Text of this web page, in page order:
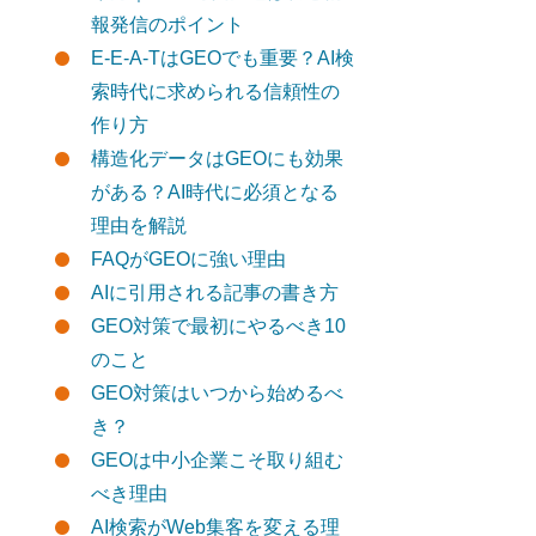
報発信のポイント
E-E-A-TはGEOでも重要？AI検
索時代に求められる信頼性の
作り方
構造化データはGEOにも効果
がある？AI時代に必須となる
理由を解説
FAQがGEOに強い理由
AIに引用される記事の書き方
GEO対策で最初にやるべき10
のこと
GEO対策はいつから始めるべ
き？
GEOは中小企業こそ取り組む
べき理由
AI検索がWeb集客を変える理